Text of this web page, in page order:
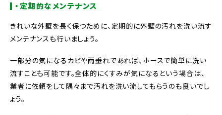
・定期的なメンテナンス
きれいな外壁を長く保つために、定期的に外壁の汚れを洗い流す
メンテナンスも行いましょう。
一部分の気になるカビや雨垂れであれば、ホースで簡単に洗い
流すことも可能です。全体的にくすみが気になるという場合は、
業者に依頼をして隅々まで汚れを洗い流してもらうのも良いでし
ょう。